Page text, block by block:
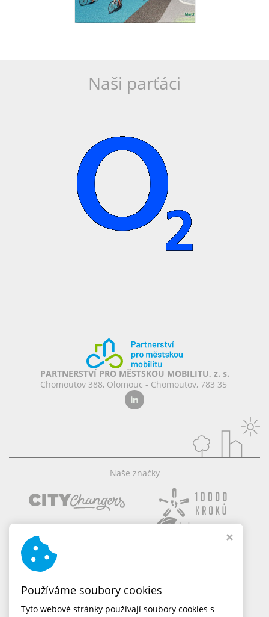
Naši parťáci
PARTNERSTVÍ PRO MĚSTSKOU MOBILITU, z. s.
Chomoutov 388, Olomouc - Chomoutov, 783 35
Naše značky
Používáme soubory cookies
Tyto webové stránky používají soubory cookies s